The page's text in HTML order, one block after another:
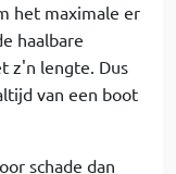
het maximale er
haalbare
z'n lengte. Dus
van een boot
schade dan